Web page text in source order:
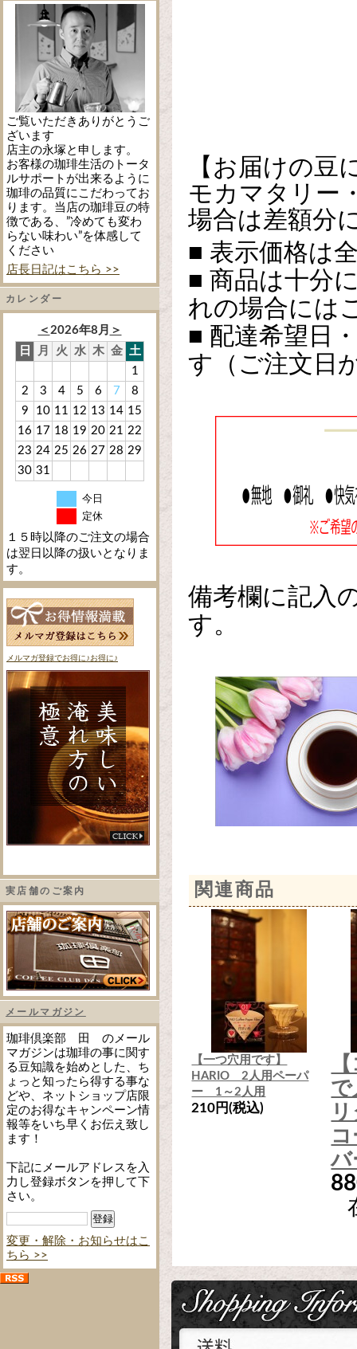
ご覧いただきありがとうご
ざいます
店主の永塚と申します。
お客様の珈琲生活のトータ
ルサポートが出来るように
珈琲の品質にこだわってお
ります。当店の珈琲豆の特
徴である、”冷めても変わ
らない味わい”を体感して
ください
店長日記はこちら >>
カレンダー
＜ 2026年8月 ＞
日
月 火 水 木 金 土
1
2
3 4 5 6 7
8
9
10 11 12 13 14 15
16 17 18 19 20 21 22
23 24 25 26 27 28 29
30 31
今日
定休
１５時以降のご注文の場合
は翌日以降の扱いとなりま
す。
メルマガ登録でお得に♪お得に♪
実店舗のご案内
メールマガジン
珈琲倶楽部 田 のメール
マガジンは珈琲の事に関す
る豆知識を始めとした、ち
ょっと知ったら得する事な
どや、ネットショップ店限
定のお得なキャンペーン情
報等をいち早くお伝え致し
ます！
下記にメールアドレスを入
力し登録ボタンを押して下
さい。
変更・解除・お知らせはこ
ちら >>
【お届けの豆
モカマタリー
場合は差額分
■ 表示価格は
■ 商品は十分
れの場合には
■ 配達希望日
す（ご注文日
備考欄に記入
す。
関連商品
【一つ穴用です】
HARIO 2人用ペーパ
ー 1～2人用
210円(税込)
で
バ